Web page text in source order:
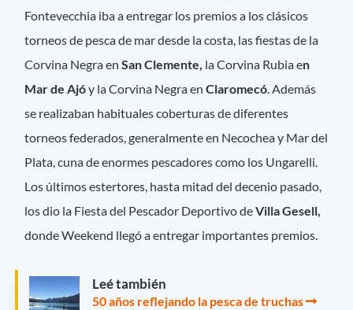
Fontevecchia iba a entregar los premios a los clásicos
torneos de pesca de mar desde la costa, las fiestas de la
Corvina Negra enSan Clemente, la Corvina Rubia en
Mar de Ajóy la Corvina Negra enClaromecó. Además
se realizaban habituales coberturas de diferentes
torneos federados, generalmente en Necochea y Mar del
Plata, cuna de enormes pescadores como los Ungarelli.
Los últimos estertores, hasta mitad del decenio pasado,
los dio la Fiesta del Pescador Deportivo deVilla Gesell,
donde Weekend llegó a entregar importantes premios.
Leé también
50 años reflejando la pesca de truchas